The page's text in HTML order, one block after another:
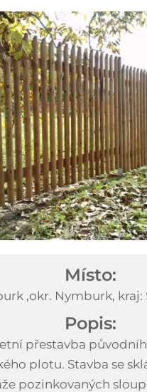
Místo:
,okr. Nymburk, kraj:
Popis:
přestavba
plotu. Stavba se
pozinkovaných